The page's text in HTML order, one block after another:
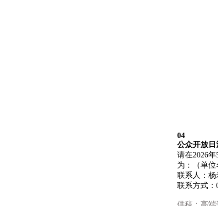
04
公众开放日
请在2026
为：（单
联系人：杨
联系方式：
供稿：高